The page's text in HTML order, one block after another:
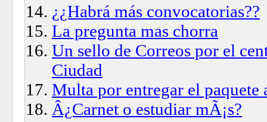
¿¿Habrá más convocatorias??
La pregunta mas chorra
Un sello de Correos por el
Ciudad
Multa por entregar el paquete
Â¿Carnet o estudiar mÃ¡s?